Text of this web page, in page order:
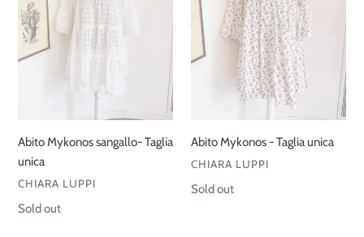
Abito Mykonos sangallo- Taglia
unica
VENDOR
CHIARA LUPPI
Regular
Sold out
Abito Mykonos - Taglia unica
VENDOR
CHIARA LUPPI
Regular
Sold out